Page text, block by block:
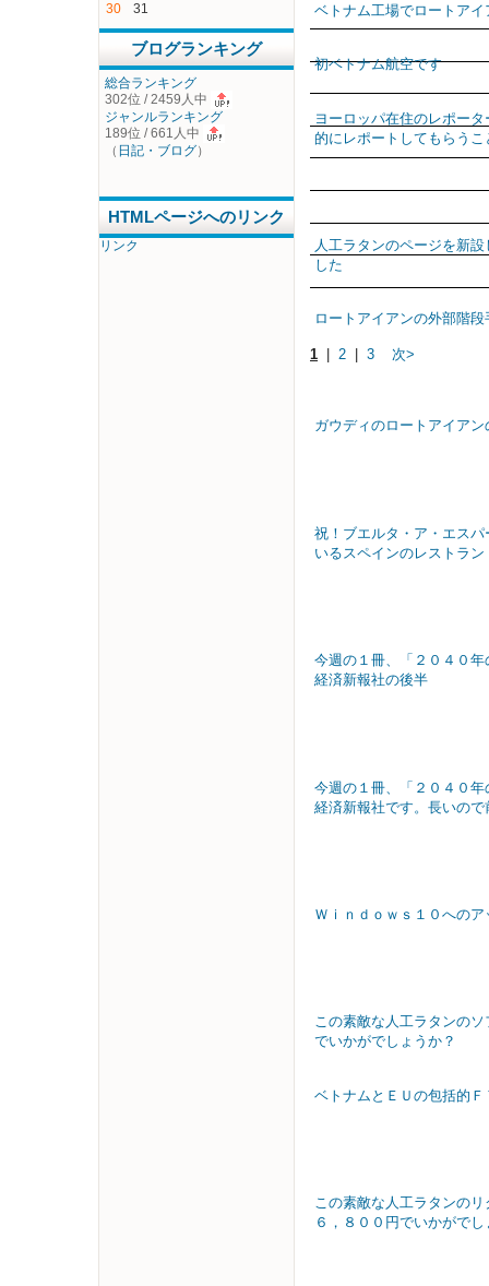
ベトナム工場でロートア
初ベトナム航空です
ヨーロッパ在住のレポー
的にレポートしてもらうこ
人工ラタンのページを新
した
ロートアイアンの外部階
ガウディのロートアイア
祝！ブエルタ・ア・エス
いるスペインのレストラン
今週の１冊、「２０４０
経済新報社の後半
今週の１冊、「２０４０
経済新報社です。長いので
Ｗｉｎｄｏｗｓ１０への
この素敵な人工ラタンの
でいかがでしょうか？
ベトナムとＥＵの包括的
この素敵な人工ラタンの
６，８００円でいかがでし
1 | 2 | 3 次>
30
31
ブログランキング
総合ランキング
302位 / 2459人中
ジャンルランキング
189位 / 661人中
（ 日記・ブログ）
HTMLページへのリンク
リンク